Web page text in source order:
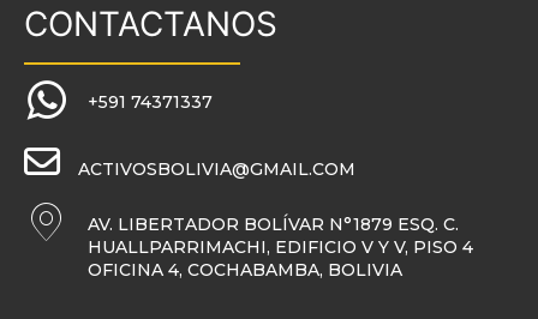
CONTACTANOS
+591 74371337
ACTIVOSBOLIVIA@GMAIL.COM
AV. LIBERTADOR BOLÍVAR N°1879 ESQ. C.
HUALLPARRIMACHI, EDIFICIO V Y V, PISO 4
OFICINA 4, COCHABAMBA, BOLIVIA